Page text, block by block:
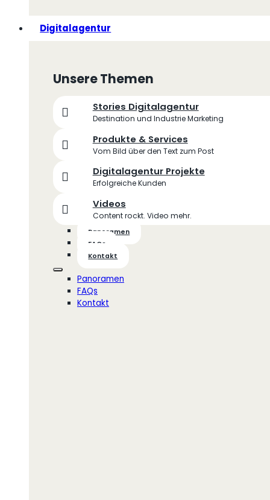
Digitalagentur
Unsere Themen
Stories Digitalagentur
Destination und Industrie Marketing
Produkte & Services
Vom Bild über den Text zum Post
Digitalagentur Projekte
Erfolgreiche Kunden
Videos
Content rockt. Video mehr.
Panoramen
FAQs
Kontakt
Panoramen
FAQs
Kontakt